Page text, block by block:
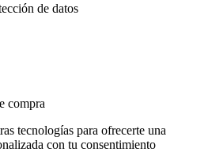
de datos
compra
tecnologías para ofrecerte una
con tu consentimiento